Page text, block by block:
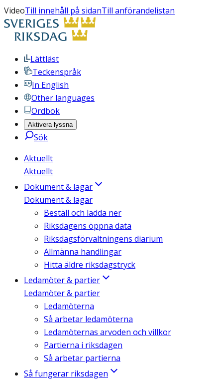
VideoTill innehåll på sidanTill anförandelistan
Lättläst
Teckenspråk
In English
Other languages
Ordbok
Aktivera lyssna
Sök
Aktuellt
Aktuellt
Dokument & lagar
Dokument & lagar
Beställ och ladda ner
Riksdagens öppna data
Riksdagsförvaltningens diarium
Allmänna handlingar
Hitta äldre riksdagstryck
Ledamöter & partier
Ledamöter & partier
Ledamöterna
Så arbetar ledamöterna
Ledamöternas arvoden och villkor
Partierna i riksdagen
Så arbetar partierna
Så fungerar riksdagen